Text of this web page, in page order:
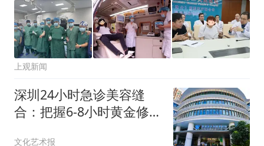
上观新闻
深圳24小时急诊美容缝
合：把握6-8小时黄金修复
文化艺术报